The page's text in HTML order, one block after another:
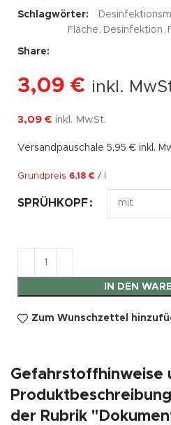
Schlagwörter:
Fläche , Desinfektion ,
Share:
3,09€ inkl.
3,09€ inkl. MwSt.
Versandpauschale 5,95 € inkl.
Grundpreis 6,18€ /
SPRÜHKOPF
IN DEN
Zum Wunschzettel
Gefahrstoffhinweise
der Rubrik